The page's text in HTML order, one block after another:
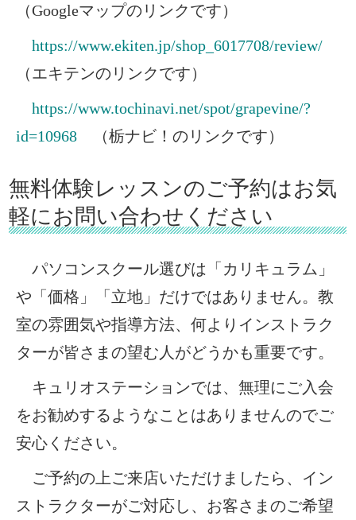
（Googleマップのリンクです）
https://www.ekiten.jp/shop_6017708/review/
（エキテンのリンクです）
https://www.tochinavi.net/spot/grapevine/?
id=10968 （栃ナビ！のリンクです）
無料体験レッスンのご予約はお気
軽にお問い合わせください
パソコンスクール選びは「カリキュラム」
や「価格」「立地」だけではありません。教
室の雰囲気や指導方法、何よりインストラク
ターが皆さまの望む人がどうかも重要です。
キュリオステーションでは、無理にご入会
をお勧めするようなことはありませんのでご
安心ください。
ご予約の上ご来店いただけましたら、イン
ストラクターがご対応し、お客さまのご希望